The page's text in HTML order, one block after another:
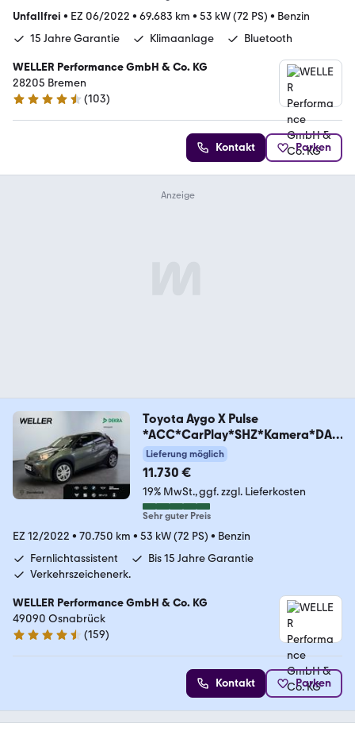
Unfallfrei • EZ 06/2022 • 69.683 km • 53 kW (72 PS) • Benzin
15 Jahre Garantie
Klimaanlage Bluetooth
WELLER Performance GmbH & Co. KG
28205 Bremen
4.3 Sterne
(103)
Kontakt Parken
Toyota Aygo X Pulse
*ACC*CarPlay*SHZ*Kamera*DAB
*Bi-Tone
Lieferung möglich
11.730 €
19% MwSt. ggf. zzgl. Lieferkosten
Sehr guter Preis
EZ 12/2022 • 70.750 km • 53 kW (72 PS) • Benzin
Fernlichtassistent
Bis 15 Jahre Garantie
Verkehrszeichenerk.
WELLER Performance GmbH & Co. KG
49090 Osnabrück
4.5 Sterne
(159)
Kontakt Parken